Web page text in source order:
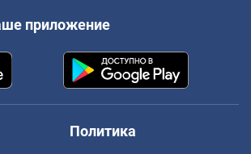
приложение
Политика